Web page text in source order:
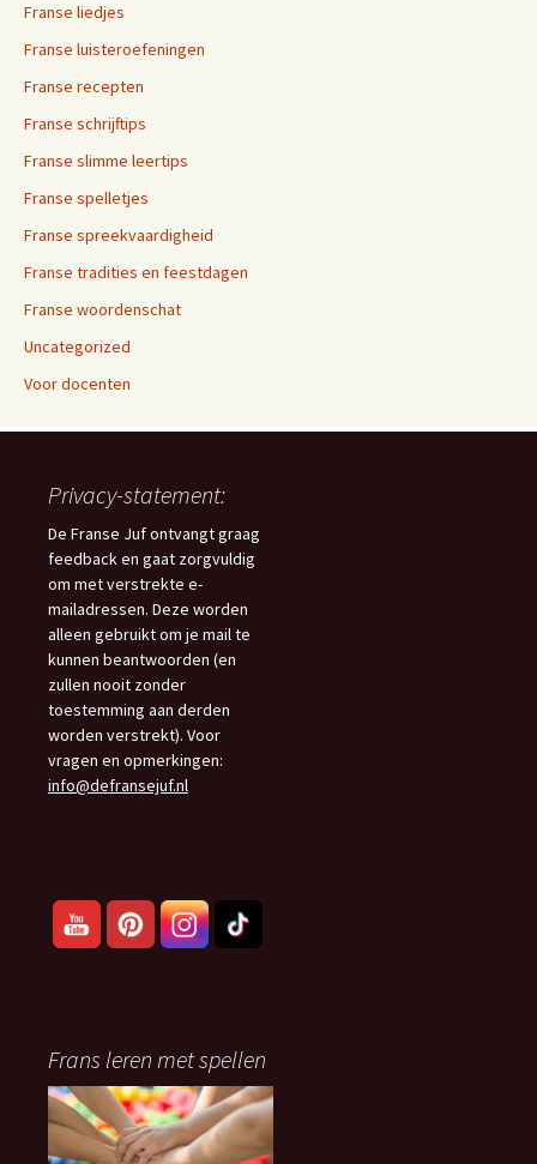
Franse liedjes
Franse luisteroefeningen
Franse recepten
Franse schrijftips
Franse slimme leertips
Franse spelletjes
Franse spreekvaardigheid
Franse tradities en feestdagen
Franse woordenschat
Uncategorized
Voor docenten
Privacy-statement:
De Franse Juf ontvangt graag
feedback en gaat zorgvuldig
om met verstrekte e-
mailadressen. Deze worden
alleen gebruikt om je mail te
kunnen beantwoorden (en
zullen nooit zonder
toestemming aan derden
worden verstrekt). Voor
vragen en opmerkingen:
info@defransejuf.nl
Frans leren met spellen